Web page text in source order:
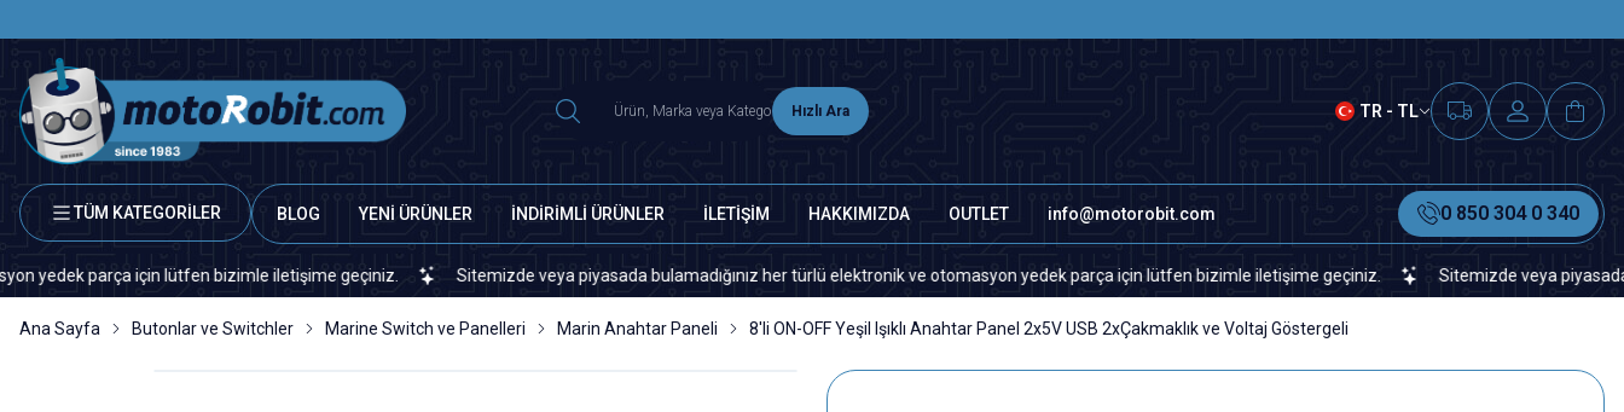
Hızlı Ara TR - TL
TÜM KATEGORİLER BLOG YENİ ÜRÜNLER İNDİRİMLİ ÜRÜNLER İLETİŞİM HAKKIMIZDA OUTLET info@motorobit.com 0 850 304 0 340
parça için lütfen bizimle iletişime geçiniz. Sitemizde veya piyasada bulamadığınız her türlü elektronik ve otomasyon yedek parça için lütfen bizimle iletişime geçiniz. Sitemizde veya piyasada
Ana Sayfa Butonlar ve Switchler Marine Switch ve Panelleri Marin Anahtar Paneli 8'li ON-OFF Yeşil Işıklı Anahtar Panel 2x5V USB 2xÇakmaklık ve Voltaj Göstergeli